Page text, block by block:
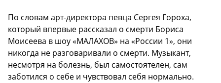
По словам арт-директора певца Сергея Гороха,
который впервые рассказал о смерти Бориса
Моисеева в шоу «МАЛАХОВ» на «России 1», они
никогда не разговаривали о смерти. Музыкант,
несмотря на болезнь, был самостоятелен, сам
заботился о себе и чувствовал себя нормально.